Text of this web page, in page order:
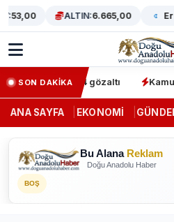
ALTIN:6.665,00
SON DAKİKA64 gözaltı Kamu
ANA SAYFA EKONOMI
Bu Alana Reklam
Doğu Anadolu Haber
BOŞ